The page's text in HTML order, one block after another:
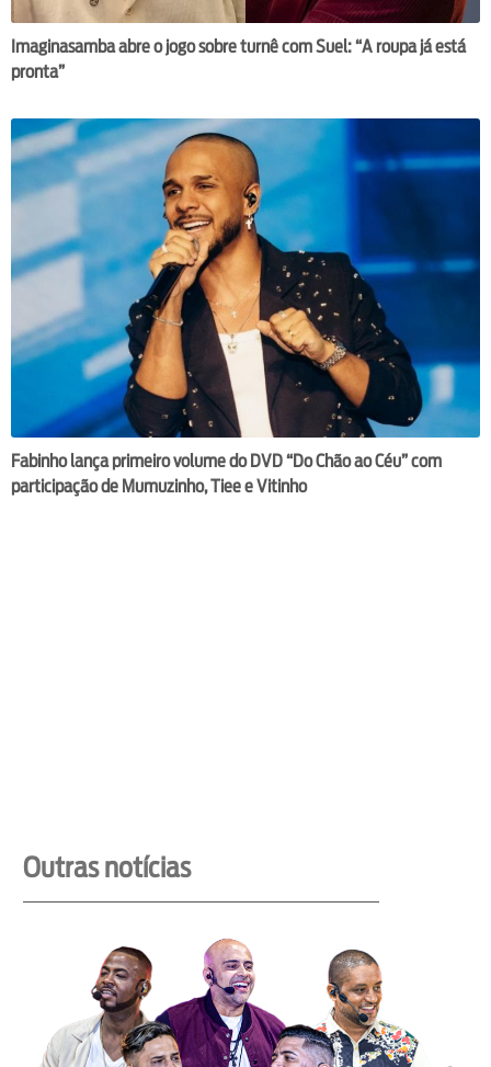
Imaginasamba abre o jogo sobre turnê com Suel: “A roupa já está
pronta”
Fabinho lança primeiro volume do DVD “Do Chão ao Céu” com
participação de Mumuzinho, Tiee e Vitinho
Outras notícias